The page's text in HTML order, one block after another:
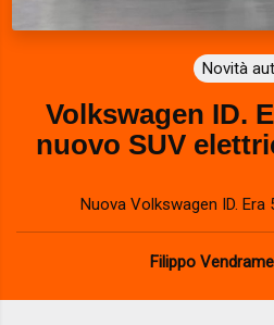
Novità
Volkswagen ID.
nuovo SUV
Nuova Volkswagen ID. Era
Filippo Vendrame